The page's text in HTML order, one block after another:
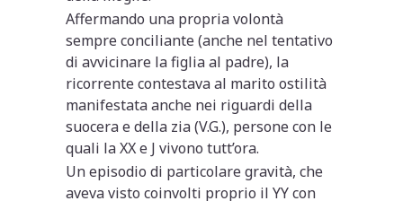
Affermando una propria volontà
sempre conciliante (anche nel tentativo
di avvicinare la figlia al padre), la
ricorrente contestava al marito ostilità
manifestata anche nei riguardi della
suocera e della zia (V.G.), persone con le
quali la XX e J vivono tutt’ora.
Un episodio di particolare gravità, che
aveva visto coinvolti proprio il YY con